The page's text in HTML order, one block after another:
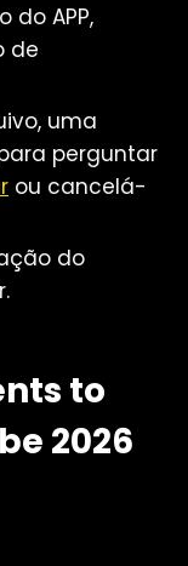
do APP,
de
uma
perguntar
ou cancelá-
do
to
2026